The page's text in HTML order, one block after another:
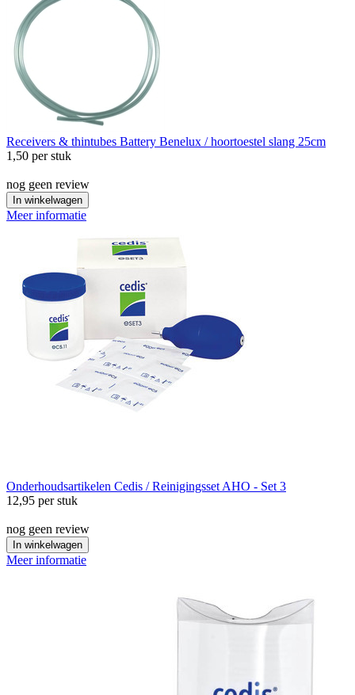
Receivers & thintubes Battery Benelux / hoortoestel slang 25cm
1,50 per stuk
nog geen review
In winkelwagen
Meer informatie
Onderhoudsartikelen Cedis / Reinigingsset AHO - Set 3
12,95 per stuk
nog geen review
In winkelwagen
Meer informatie